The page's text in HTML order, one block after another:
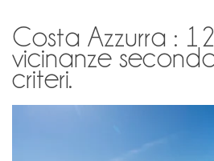
Costa Azzurra :
vicinanze
criteri.